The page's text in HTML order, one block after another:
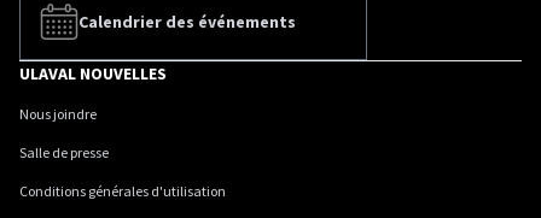
Calendrier des événements
ULAVAL NOUVELLES
Nous joindre
Salle de presse
Conditions générales d'utilisation